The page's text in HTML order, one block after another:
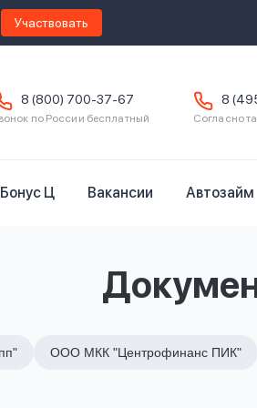
Участвовать
8 (800) 700-37-67
по России бесплатный
8
Согласно
Бонус Ц Вакансии Автозайм
ООО МКК "Центрофинанс ПИК"